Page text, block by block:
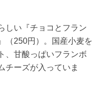
しい『チョコとフラン
（250円）。国産小麦を
、甘酸っぱいフランボ
チーズが入っていま